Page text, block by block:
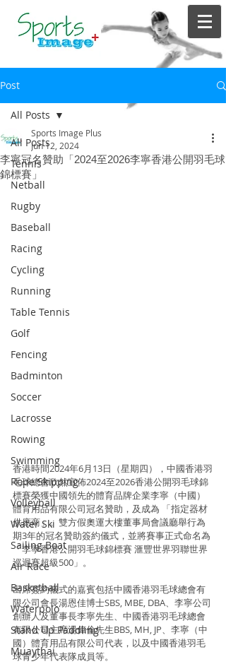
Post
All Posts
Tennis
Netball
Rugby
Baseball
Racing
Cycling
Running
Table Tennis
Golf
Fencing
Badminton
Soccer
Lacrosse
Rowing
Swimming
Rope Skipping
Volleyball
Water Ski
Sailing Boat
Air Race
Basketball
Waterpolo
Stand Up Paddling
Muaythai
All Posts
李寧冠名贊助「2024至2026李寧香港公開羽毛球
錦標賽」
Sports Image Plus
Jun 12, 2024
香港時間2024年6月13日（星期四），中國香港羽
毛球總會欣然宣佈2024至2026香港公開羽毛球錦
標賽榮獲中國領先的體育品牌企業李寧（中國）
體育用品有限公司冠名贊助，及成為 「指定器材
供應商」。雙方假奧運大樓董事局會議廳舉行為
期3年的冠名贊助簽約儀式，並將賽事正式命名為
「李寧香港公開羽毛球錦標賽 滙豐世界羽聯世界
巡迴賽超級500」。
出席簽約儀式的嘉賓包括中國香港羽毛球總會有
限公司會長湯恩佳博士SBS, MBE, DBA、李寧公司
創辦人及董事長李寧先生、中國香港羽毛球總會
有限公司主席湯偉倫先生BBS, MH, JP、李寧（中
國）體育用品有限公司代表，以及中國香港羽毛
球青少年代表隊成員等。